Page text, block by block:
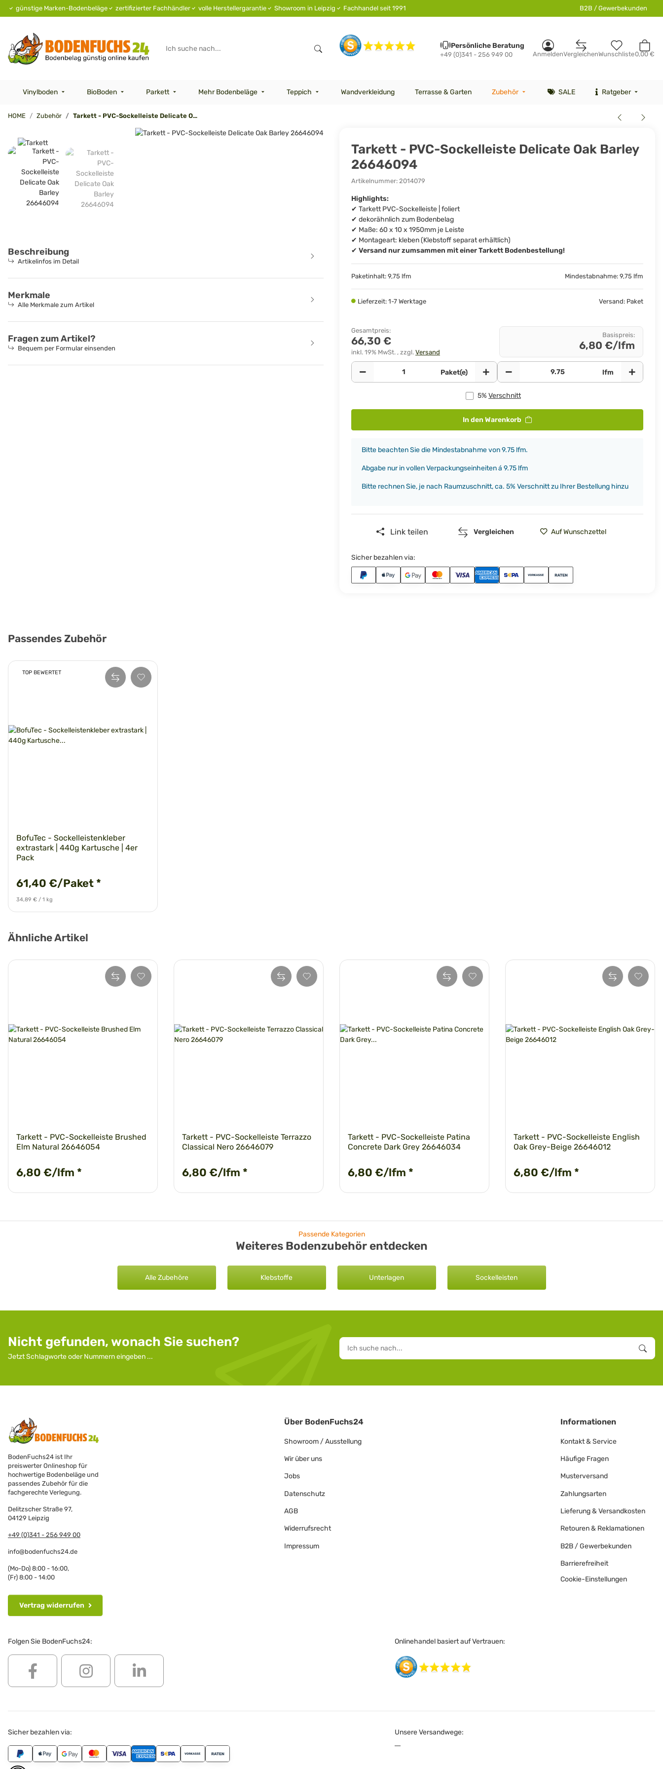
günstige Marken-Bodenbeläge zertifizierter Fachhändler volle Herstellergarantie Showroom in Leipzig Fachhandel seit 1991 B2B / Gewerbekunden
Persönliche Beratung
+49 (0)341 - 256 949 00 AnmeldenVergleichenWunschliste0,00 €
Vinylboden BioBoden Parkett Mehr Bodenbeläge Teppich Wandverkleidung Terrasse & Garten Zubehör SALE Ratgeber
HOME Zubehör Tarkett - PVC-Sockelleiste Delicate Oak Barley 26646094
Tarkett - PVC-Sockelleiste Delicate Oak Barley
26646094
Artikelnummer: 2014079
Highlights:
✔ Tarkett PVC-Sockelleiste | foliert
✔ dekorähnlich zum Bodenbelag
✔ Maße: 60 x 10 x 1950mm je Leiste
✔ Montageart: kleben (Klebstoff separat erhältlich)
✔ Versand nur zumsammen mit einer Tarkett Bodenbestellung!
Paketinhalt: 9,75 lfm Mindestabnahme: 9,75 lfm
Lieferzeit: 1-7 Werktage Versand: Paket
Gesamtpreis:
66,30 €
inkl. 19% MwSt. , zzgl. Versand
Basispreis:
6,80 €/lfm
Paket(e) lfm
5% Verschnitt
In den Warenkorb
x
Bitte beachten Sie die Mindestabnahme von 9.75 lfm.
Abgabe nur in vollen Verpackungseinheiten á 9.75 lfm
Bitte rechnen Sie, je nach Raumzuschnitt, ca. 5% Verschnitt zu Ihrer Bestellung hinzu
Link teilen Vergleichen Auf Wunschzettel
Sicher bezahlen via:
Beschreibung
Artikelinfos im Detail
Merkmale
Alle Merkmale zum Artikel
Fragen zum Artikel?
Bequem per Formular einsenden
Passendes Zubehör
TOP BEWERTET
BofuTec - Sockelleistenkleber
extrastark | 440g Kartusche | 4er
Pack
61,40 €/Paket *
34,89 € / 1 kg
Ähnliche Artikel
Tarkett - PVC-Sockelleiste Brushed
Elm Natural 26646054
6,80 €/lfm *
Tarkett - PVC-Sockelleiste Terrazzo
Classical Nero 26646079
6,80 €/lfm *
Tarkett - PVC-Sockelleiste Patina
Concrete Dark Grey 26646034
6,80 €/lfm *
Tarkett - PVC-Sockelleiste English
Oak Grey-Beige 26646012
6,80 €/lfm *
Passende Kategorien
Weiteres Bodenzubehör entdecken
Alle Zubehöre Klebstoffe Unterlagen Sockelleisten
Nicht gefunden, wonach Sie suchen?
Jetzt Schlagworte oder Nummern eingeben ...
BodenFuchs24 ist Ihr
preiswerter Onlineshop für
hochwertige Bodenbeläge und
passendes Zubehör für die
fachgerechte Verlegung.
Delitzscher Straße 97,
04129 Leipzig
+49 (0)341 - 256 949 00
info@bodenfuchs24.de
(Mo-Do) 8:00 - 16:00,
(Fr) 8:00 - 14:00
Vertrag widerrufen
Über BodenFuchs24
Showroom / Ausstellung
Wir über uns
Jobs
Datenschutz
AGB
Widerrufsrecht
Impressum
Informationen
Kontakt & Service
Häufige Fragen
Musterversand
Zahlungsarten
Lieferung & Versandkosten
Retouren & Reklamationen
B2B / Gewerbekunden
Barrierefreiheit
Cookie-Einstellungen
Folgen Sie BodenFuchs24: Onlinehandel basiert auf Vertrauen:
Sicher bezahlen via: Unsere Versandwege: